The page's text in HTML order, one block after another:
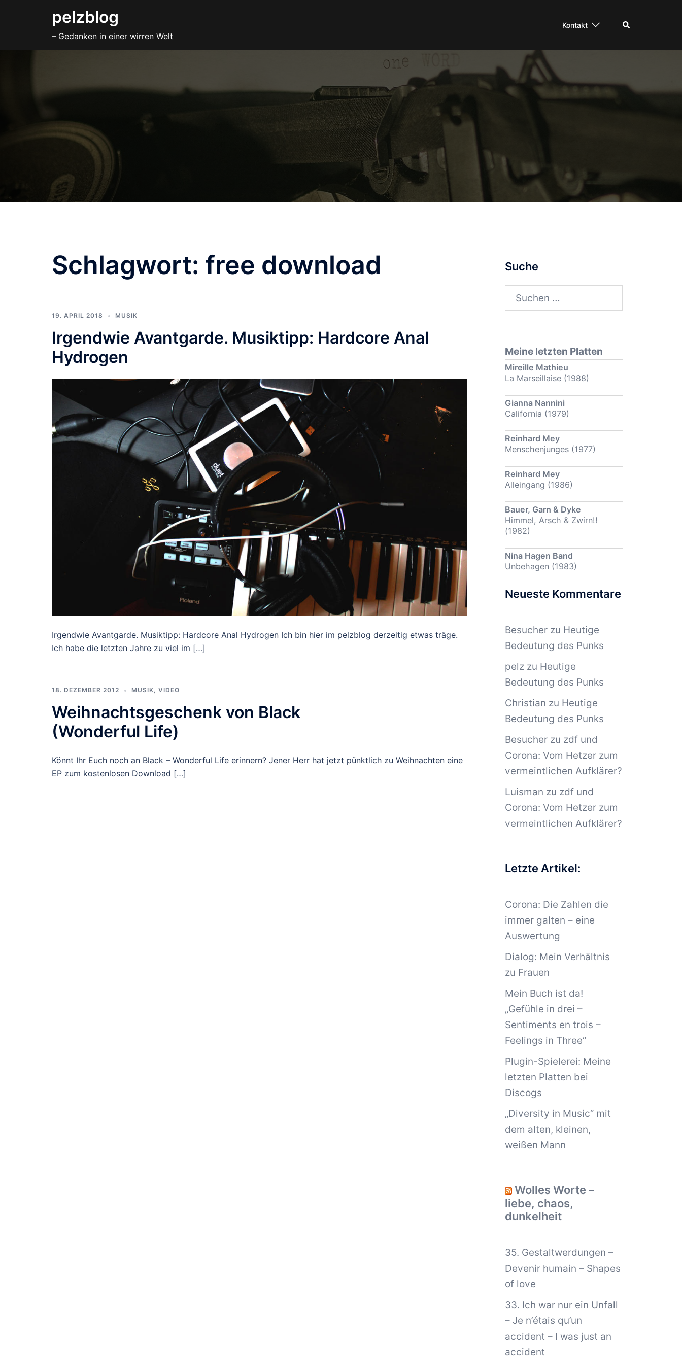
pelzblog
– Gedanken in einer wirren Welt
Kontakt Suche
Schlagwort: free download
19. APRIL 2018 MUSIK
Irgendwie Avantgarde. Musiktipp: Hardcore Anal
Hydrogen
Irgendwie Avantgarde. Musiktipp: Hardcore Anal Hydrogen Ich bin hier im pelzblog derzeitig etwas träge.
Ich habe die letzten Jahre zu viel im […]
18. DEZEMBER 2012 MUSIK, VIDEO
Weihnachtsgeschenk von Black
(Wonderful Life)
Könnt Ihr Euch noch an Black – Wonderful Life erinnern? Jener Herr hat jetzt pünktlich zu Weihnachten eine
EP zum kostenlosen Download […]
Suche
Suchen
nach:
Meine letzten Platten
Mireille Mathieu
La Marseillaise (1988)
Gianna Nannini
California (1979)
Reinhard Mey
Menschenjunges (1977)
Reinhard Mey
Alleingang (1986)
Bauer, Garn & Dyke
Himmel, Arsch & Zwirn!!
(1982)
Nina Hagen Band
Unbehagen (1983)
Neueste Kommentare
Besucherzu Heutige
Bedeutung des Punks
pelzzu Heutige
Bedeutung des Punks
Christian zu Heutige
Bedeutung des Punks
Besucherzu zdf und
Corona: Vom Hetzer zum
vermeintlichen Aufklärer?
Luisman zu zdf und
Corona: Vom Hetzer zum
vermeintlichen Aufklärer?
Letzte Artikel:
Corona: Die Zahlen die
immer galten – eine
Auswertung
Dialog: Mein Verhältnis
zu Frauen
Mein Buch ist da!
„Gefühle in drei –
Sentiments en trois –
Feelings in Three“
Plugin-Spielerei: Meine
letzten Platten bei
Discogs
„Diversity in Music“ mit
dem alten, kleinen,
weißen Mann
Wolles Worte –
liebe, chaos,
dunkelheit
35. Gestaltwerdungen –
Devenir humain – Shapes
of love
33. Ich war nur ein Unfall
– Je n’étais qu’un
accident – I was just an
accident